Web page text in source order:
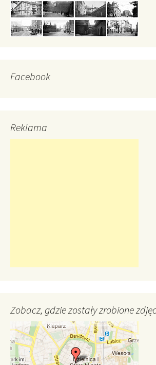
Facebook
Reklama
Zobacz, gdzie zostały zrobione